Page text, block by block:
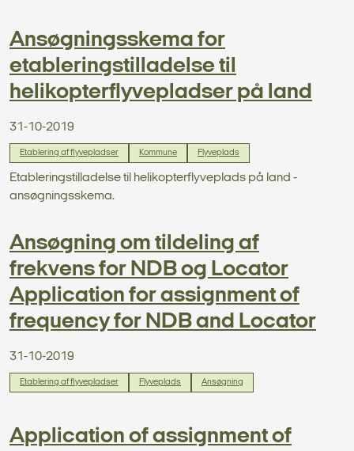
Ansøgningsskema for
etableringstilladelse til
helikopterflyvepladser på land
31-10-2019
Etablering af flyvepladser Kommune Flyveplads
Etableringstilladelse til helikopterflyveplads på land -
ansøgningsskema.
Ansøgning om tildeling af
frekvens for NDB og Locator
Application for assignment of
frequency for NDB and Locator
31-10-2019
Etablering af flyvepladser Flyveplads Ansøgning
Application of assignment of